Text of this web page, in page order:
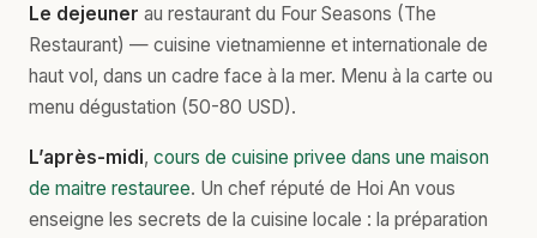
Le dejeuner au restaurant du Four Seasons (The
Restaurant) — cuisine vietnamienne et internationale de
haut vol, dans un cadre face à la mer. Menu à la carte ou
menu dégustation (50-80 USD).
L’après-midi, cours de cuisine privee dans une maison
de maitre restauree. Un chef réputé de Hoi An vous
enseigne les secrets de la cuisine locale : la préparation